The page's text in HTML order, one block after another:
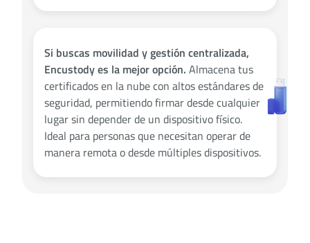
Si buscas movilidad y gestión centralizada,
Encustody es la mejor opción. Almacena tus
certificados en la nube con altos estándares de
seguridad, permitiendo firmar desde cualquier
lugar sin depender de un dispositivo físico.
Ideal para personas que necesitan operar de
manera remota o desde múltiples dispositivos.